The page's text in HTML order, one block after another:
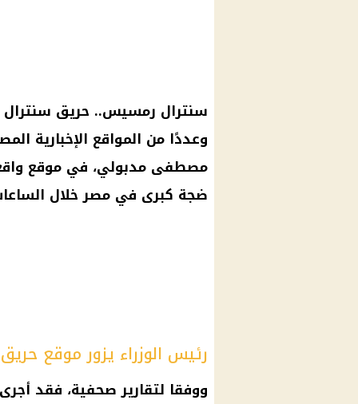
سنترال رمسيس.. حريق سنترال
وعددًا من المواقع الإخبارية
مصطفى مدبولي، في موقع
ضجة كبرى في مصر خلال
رئيس الوزراء يزور موقع
ووفقا لتقارير صحفية، فقد